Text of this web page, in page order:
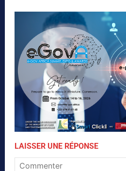
LAISSER UNE RÉPONSE